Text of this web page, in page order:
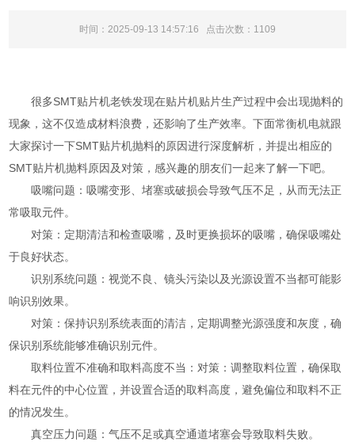
时间：2025-09-13 14:57:16 点击次数： 1109
很多SMT贴片机老铁发现在贴片机贴片生产过程中会出现抛料的
现象，这不仅造成材料浪费，还影响了生产效率。下面常衡机电就跟
大家探讨一下SMT贴片机抛料的原因进行深度解析，并提出相应的
SMT贴片机抛料原因及对策，感兴趣的朋友们一起来了解一下吧。
吸嘴问题：吸嘴变形、堵塞或破损会导致气压不足，从而无法正
常吸取元件。
对策：定期清洁和检查吸嘴，及时更换损坏的吸嘴，确保吸嘴处
于良好状态。
识别系统问题：视觉不良、镜头污染以及光源设置不当都可能影
响识别效果。
对策：保持识别系统表面的清洁，定期调整光源强度和灰度，确
保识别系统能够准确识别元件。
取料位置不准确和取料高度不当：对策：调整取料位置，确保取
料在元件的中心位置，并设置合适的取料高度，避免偏位和取料不正
的情况发生。
真空压力问题：气压不足或真空通道堵塞会导致取料失败。